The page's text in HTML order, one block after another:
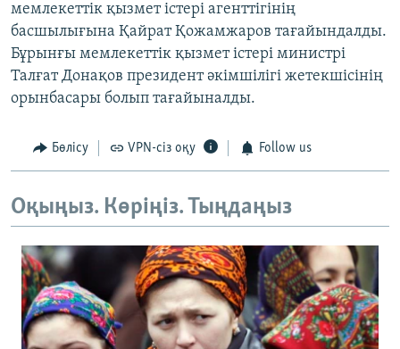
мемлекеттік қызмет істері агенттігінің
басшылығына Қайрат Қожамжаров тағайындалды.
Бұрынғы мемлекеттік қызмет істері министрі
Талғат Донақов президент әкімшілігі жетекшісінің
орынбасары болып тағайыналды.
Бөлісу VPN-сіз оқу Follow us
Оқыңыз. Көріңіз. Тыңдаңыз